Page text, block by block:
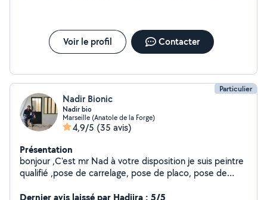
Voir le profil Contacter
Particulier
Nadir Bionic
Nadir bio
Marseille (Anatole de la Forge)
4,9/5 (35 avis)
Présentation
bonjour ,C'est mr Nad à votre disposition je suis peintre
qualifié ,pose de carrelage, pose de placo, pose de
me contacter.
Dernier avis laissé par Hadjira : 5/5